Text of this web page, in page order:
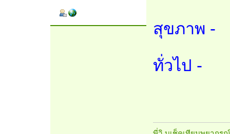
สุขภาพ -
ทั่วไป -